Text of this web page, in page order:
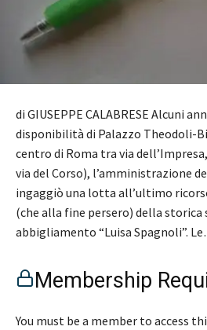
di GIUSEPPE CALABRESE Alcuni
disponibilità di Palazzo Theodoli-
centro di Roma tra via
via del Corso), l’amministrazione
ingaggiò una lotta all’ultimo
(che alla fine persero) della storica
abbigliamento “Luisa Spagnoli”.
Membership
You must be a member to access